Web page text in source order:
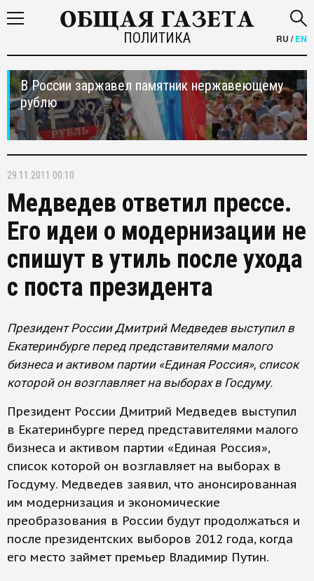
ПОЛИТИКА RU /EN
В России заржавел памятник нержавеющему
рублю
29.11.2011 00:10
Медведев ответил прессе.
Его идеи о модернизации не
спишут в утиль после ухода
с поста президента
Президент России Дмитрий Медведев выступил в
Екатеринбурге перед представителями малого
бизнеса и активом партии «Единая Россия», список
которой он возглавляет на выборах в Госдуму.
Президент России Дмитрий Медведев выступил
в Екатеринбурге перед представителями малого
бизнеса и активом партии «Единая Россия»,
список которой он возглавляет на выборах в
Госдуму. Медведев заявил, что анонсированная
им модернизация и экономические
преобразования в России будут продолжаться и
после президентских выборов 2012 года, когда
его место займет премьер Владимир Путин.